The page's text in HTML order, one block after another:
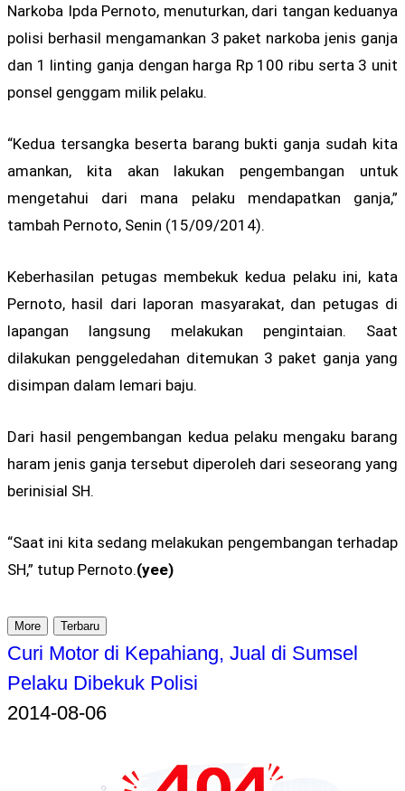
Narkoba Ipda Pernoto, menuturkan, dari tangan keduanya
polisi berhasil mengamankan 3 paket narkoba jenis ganja
dan 1 linting ganja dengan harga Rp 100 ribu serta 3 unit
ponsel genggam milik pelaku.
“Kedua tersangka beserta barang bukti ganja sudah kita
amankan, kita akan lakukan pengembangan untuk
mengetahui dari mana pelaku mendapatkan ganja,”
tambah Pernoto, Senin (15/09/2014).
Keberhasilan petugas membekuk kedua pelaku ini, kata
Pernoto, hasil dari laporan masyarakat, dan petugas di
lapangan langsung melakukan pengintaian. Saat
dilakukan penggeledahan ditemukan 3 paket ganja yang
disimpan dalam lemari baju.
Dari hasil pengembangan kedua pelaku mengaku barang
haram jenis ganja tersebut diperoleh dari seseorang yang
berinisial SH.
“Saat ini kita sedang melakukan pengembangan terhadap
SH,” tutup Pernoto.(yee)
More Terbaru
Curi Motor di Kepahiang, Jual di Sumsel
Pelaku Dibekuk Polisi
2014-08-06